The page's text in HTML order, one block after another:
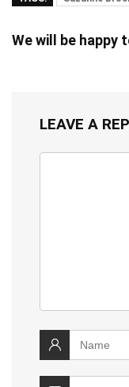
We will be happy
LEAVE A